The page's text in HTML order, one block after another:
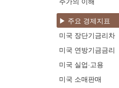
▶ 주요 경제지표
미국 장단기금리차
미국 연방기금금리
미국 실업·고용
미국 소매판매